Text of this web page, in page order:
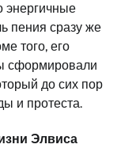
энергичные
пения сразу же
того, его
сформировали
до сих пор
и протеста.
Элвиса